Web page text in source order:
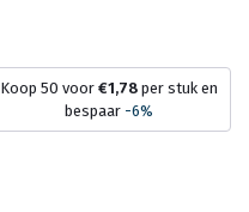
Koop 50 voor €1,78per stuk en
bespaar -6%